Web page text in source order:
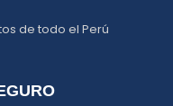
de todo el Perú